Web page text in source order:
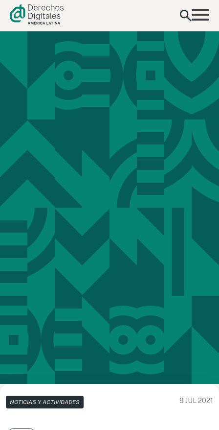
contenido
NOTICIAS Y ACTIVIDADES 9 JUL 2021